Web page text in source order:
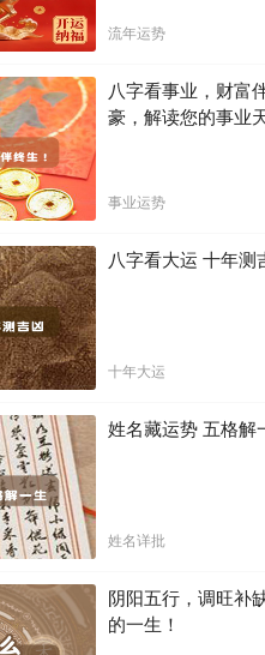
流年运势
八字看事业，财富
豪，解读您的事业
事业运势
八字看大运 十年测
十年大运
姓名藏运势 五格解
姓名详批
阴阳五行，调旺补
的一生！